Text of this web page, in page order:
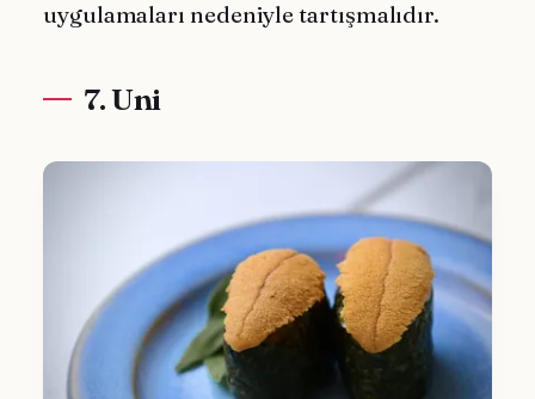
uygulamaları nedeniyle tartışmalıdır.
7. Uni